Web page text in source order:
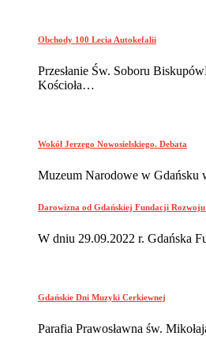
Obchody 100 Lecia Autokefalii
Przesłanie Św. Soboru
Kościoła…
Wokół Jerzego Nowosielskiego. Debata
Muzeum Narodowe w Gdańsku
Darowizna od Gdańskiej Fundacji Rozwoju
W dniu 29.09.2022 r. Gdańska
Gdańskie Dni Muzyki Cerkiewnej
Parafia Prawosławna św.